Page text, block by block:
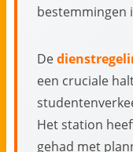
bestemmingen
De
een cruciale
Het station
gehad met